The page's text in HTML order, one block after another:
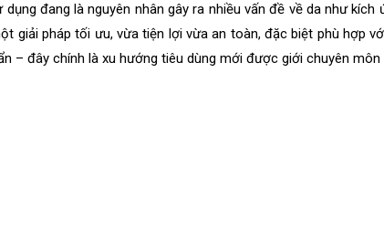
đang là nguyên nhân gây ra nhiều vấn đề về da như
giải pháp tối ưu, vừa tiện lợi vừa an toàn, đặc biệt phù hợp
– đây chính là xu hướng tiêu dùng mới được giới chuyên